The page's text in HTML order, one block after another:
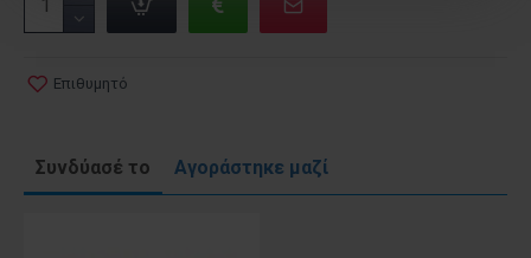
Επιθυμητό
Συνδύασέ το Αγοράστηκε μαζί